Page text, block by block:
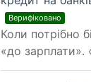
Верифіковано
Коли потрібно
«до